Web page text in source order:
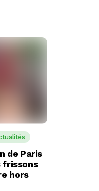
de Paris
frissons
hors